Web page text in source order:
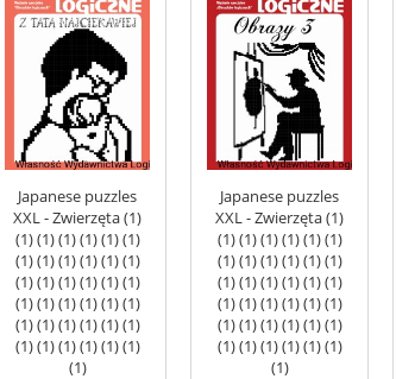
Japanese puzzles
XXL - Zwierzęta (1)
(1) (1) (1) (1) (1) (1)
(1) (1) (1) (1) (1) (1)
(1) (1) (1) (1) (1) (1)
(1) (1) (1) (1) (1) (1)
(1) (1) (1) (1) (1) (1)
(1) (1) (1) (1) (1) (1)
(1)
Japanese puzzles
XXL - Zwierzęta (1)
(1) (1) (1) (1) (1) (1)
(1) (1) (1) (1) (1) (1)
(1) (1) (1) (1) (1) (1)
(1) (1) (1) (1) (1) (1)
(1) (1) (1) (1) (1) (1)
(1) (1) (1) (1) (1) (1)
(1)